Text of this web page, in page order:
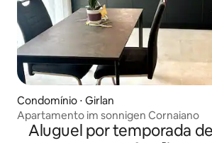
Condomínio ⋅ Girlan
Apartamento im sonnigen Cornaiano
Aluguel por temporada